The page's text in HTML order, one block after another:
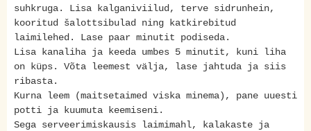
suhkruga. Lisa kalganiviilud, terve sidrunhein,
kooritud šalottsibulad ning katkirebitud
laimilehed. Lase paar minutit podiseda.
Lisa kanaliha ja keeda umbes 5 minutit, kuni liha
on küps. Võta leemest välja, lase jahtuda ja siis
ribasta.
Kurna leem (maitsetaimed viska minema), pane uuesti
potti ja kuumuta keemiseni.
Sega serveerimiskausis laimimahl, kalakaste ja